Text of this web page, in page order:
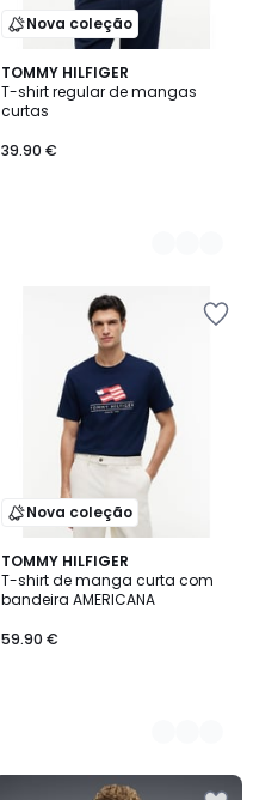
Nova coleção
TOMMY HILFIGER
T-shirt regular de mangas
curtas
39.90 €
2
Cores
Nova coleção
TOMMY HILFIGER
T-shirt de manga curta com
bandeira AMERICANA
59.90 €
2
Cores